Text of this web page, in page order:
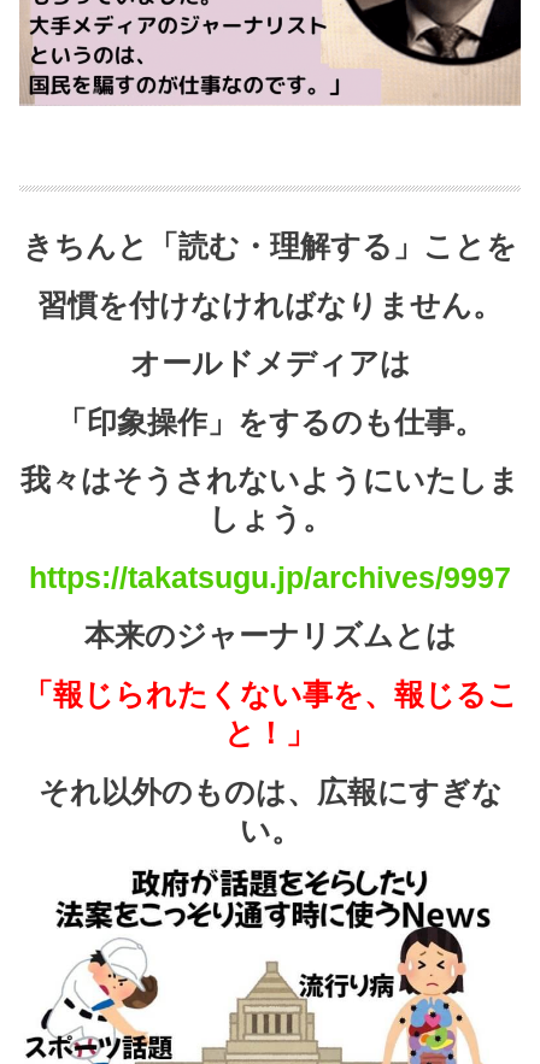
きちんと「読む・理解する」ことを
習慣を付けなければなりません。
オールドメディアは
「印象操作」をするのも仕事。
我々はそうされないようにいたしま
しょう。
https://takatsugu.jp/archives/9997
本来のジャーナリズムとは
「報じられたくない事を、報じるこ
と！」
それ以外のものは、広報にすぎな
い。